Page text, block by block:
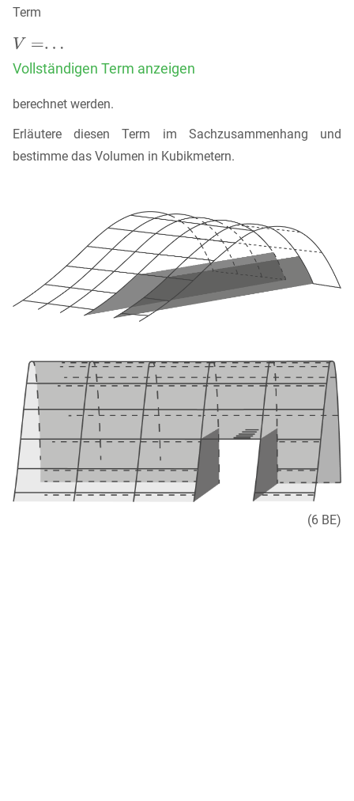
Term
Vollständigen Term anzeigen
berechnet werden.
Erläutere diesen Term im Sachzusammenhang und
bestimme das Volumen in Kubikmetern.
(6 BE)